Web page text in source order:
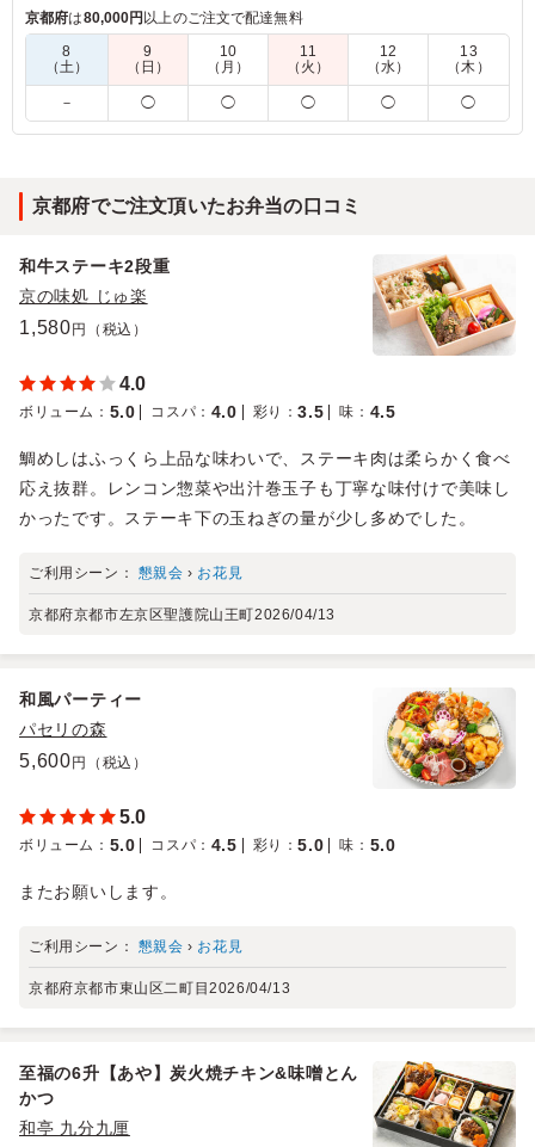
たっぷりと楽しめるメイン料理とバランス良く盛り込まれたお
惣菜でご満足頂けること間違いなし。
※夏季や時期、気候により食の安全を考慮し、傷みやすい食材
を別の内容に変更させていただく場合がございます。
バランスの取れた食材が利用され、おいしくいただきまし
ご利用シーン：懇親会
大阪府大阪市都島区都島中通
京都府は80,000円以上のご注文で配達無料
8
（土）
9
（日）
10
（月）
11
（火）
12
（水）
13
（木）
－ ◯ ◯ ◯ ◯ ◯
京都府でご注文頂いたお弁当の口コミ
和牛ステーキ2段重
京の味処 じゅ楽
1,580円（税込）
4.0
ボリューム ： 5.0 コスパ ： 4.0 彩り ：3.5 味 ： 4.5
鯛めしはふっくら上品な味わいで、ステーキ肉は柔らかく食べ
応え抜群。レンコン惣菜や出汁巻玉子も丁寧な味付けで美味し
かったです。ステーキ下の玉ねぎの量が少し多めでした。
ご利用シーン： 懇親会 › お花見
京都府京都市左京区聖護院山王町2026/04/13
和風パーティー
パセリの森
5,600円（税込）
5.0
ボリューム ： 5.0 コスパ ： 4.5 彩り ：5.0 味 ： 5.0
またお願いします。
ご利用シーン： 懇親会 › お花見
京都府京都市東山区二町目2026/04/13
至福の6升【あや】炭火焼チキン&味噌とん
かつ
和亭 九分九厘